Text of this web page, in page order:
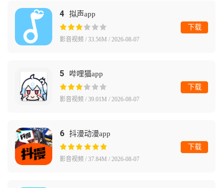
4 拟声app
影音视频 / 33.56M / 2026-08-07
下载
5 哔哩猫app
影音视频 / 39.01M / 2026-08-07
下载
6 抖漫动漫app
影音视频 / 37.84M / 2026-08-07
下载